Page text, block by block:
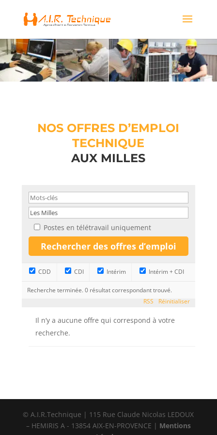
NOS OFFRES D’EMPLOI
TECHNIQUE
AUX MILLES
Postes en télétravail uniquement
CDD CDI Intérim Intérim + CDI
Recherche terminée. 0 résultat correspondant trouvé.
Réinitialiser
RSS
Il n’y a aucune offre qui correspond à votre
recherche.
© A.I.R.Technique | 115 Rue Claude Nicolas LEDOUX
– HEMIRIS A - 13854 AIX-EN-PROVENCE | Mentions